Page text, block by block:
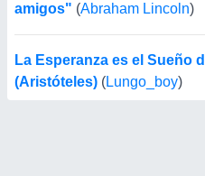
amigos" (Abraham Lincoln)
La Esperanza es el Sueño
(Aristóteles) (Lungo_boy)